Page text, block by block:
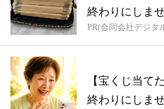
終わりにしま
PR(合同会社デジタ
【宝くじ当て
終わりにしま